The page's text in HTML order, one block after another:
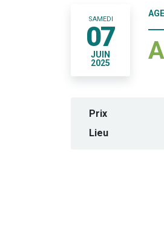
SAMEDI
07
JUIN
2025
Prix
Lieu